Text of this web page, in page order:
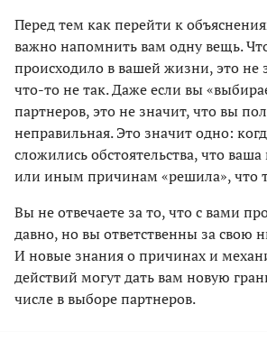
Перед тем как перейти к
важно напомнить вам одну вещь.
происходило в вашей жизни, это не
что-то не так. Даже если вы
партнеров, это не значит, что вы
неправильная. Это значит одно:
сложились обстоятельства, что
или иным причинам «решила», что
Вы не отвечаете за то, что с вами
давно, но вы ответственны за
И новые знания о причинах и
действий могут дать вам новую
числе в выборе партнеров.